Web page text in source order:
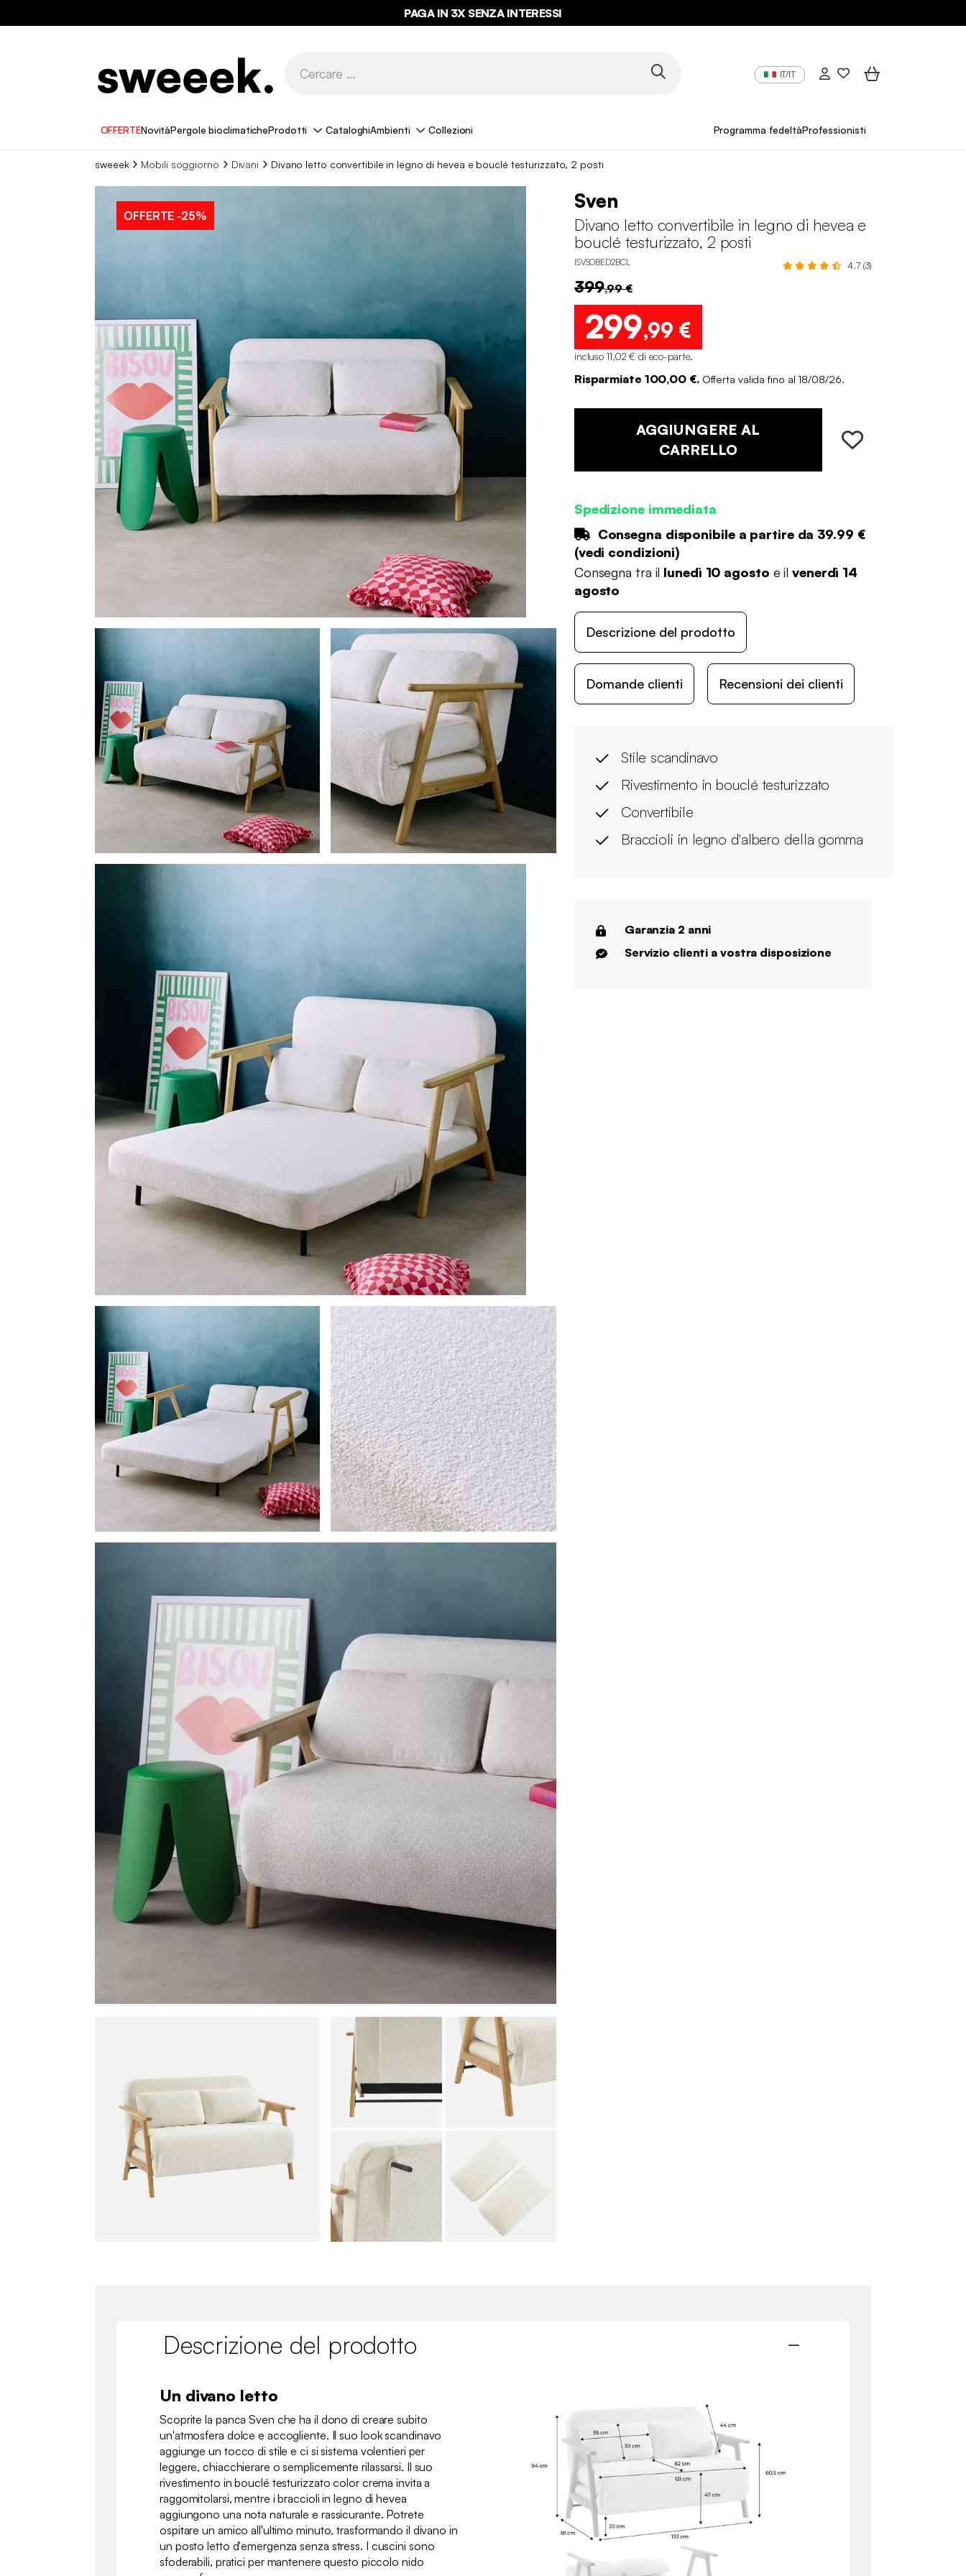
PAGA IN 3X SENZA INTERESSI
IT/IT
OFFERTENovitàPergole bioclimaticheProdotti CataloghiAmbienti Collezioni Programma fedeltàProfessionisti
sweeek Mobili soggiorno Divani Divano letto convertibile in legno di hevea e bouclé testurizzato, 2 posti
OFFERTE -25%
Sven
Divano letto convertibile in legno di hevea e
bouclé testurizzato, 2 posti
ISVSOBED2BCL 4.7 (3)
399,99 €
299,99 €
incluso 11,02 € di eco-parte.
Risparmiate 100,00 €. Offerta valida fino al 18/08/26.
AGGIUNGERE AL
CARRELLO
Spedizione immediata
Consegna disponibile a partire da 39.99 €
(vedi condizioni)
Consegna tra il lunedì 10 agosto e ilvenerdì 14
agosto
Descrizione del prodotto
Domande clienti Recensioni dei clienti
Stile scandinavo
Rivestimento in bouclé testurizzato
Convertibile
Braccioli in legno d'albero della gomma
Garanzia 2 anni
Servizio clienti a vostra disposizione
Descrizione del prodotto
Un divano letto
Scoprite la panca Sven che ha il dono di creare subito
un'atmosfera dolce e accogliente. Il suo look scandinavo
aggiunge un tocco di stile e ci si sistema volentieri per
leggere, chiacchierare o semplicemente rilassarsi. Il suo
rivestimento in bouclé testurizzato color crema invita a
raggomitolarsi, mentre i braccioli in legno di hevea
aggiungono una nota naturale e rassicurante. Potrete
ospitare un amico all'ultimo minuto, trasformando il divano in
un posto letto d'emergenza senza stress. I cuscini sono
sfoderabili, pratici per mantenere questo piccolo nido